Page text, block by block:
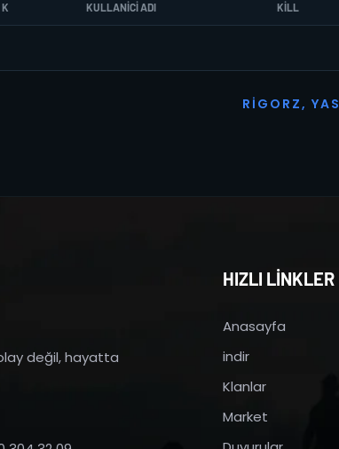
K KULLANICI ADI KILL
R I G O R Z, YAS
değil, hayatta
HIZLI LİNKLER
Anasayfa
indir
Klanlar
Market